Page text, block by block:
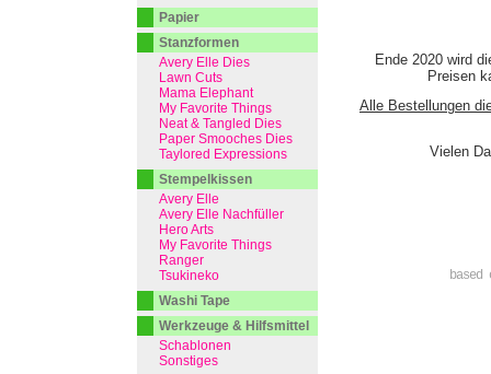
Ende 2020 wird
Preisen
Alle Bestellungen
Vielen
Papier
Stanzformen
Avery Elle Dies
Lawn Cuts
Mama Elephant
My Favorite Things
Neat & Tangled Dies
Paper Smooches Dies
Taylored Expressions
Stempelkissen
Avery Elle
Avery Elle Nachfüller
Hero Arts
My Favorite Things
Ranger
Tsukineko
Washi Tape
Werkzeuge & Hilfsmittel
Schablonen
Sonstiges